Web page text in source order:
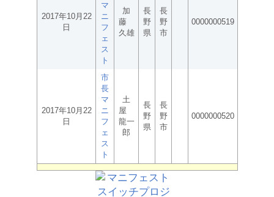
2017年10月22
日
マ
ニ
フ
ェ
ス
ト
加
藤
久雄
長
野
県
長
野
市
0000000519
2017年10月22
日
市
長
マ
ニ
フ
ェ
ス
ト
土
屋
龍一
郎
長
野
県
長
野
市
0000000520